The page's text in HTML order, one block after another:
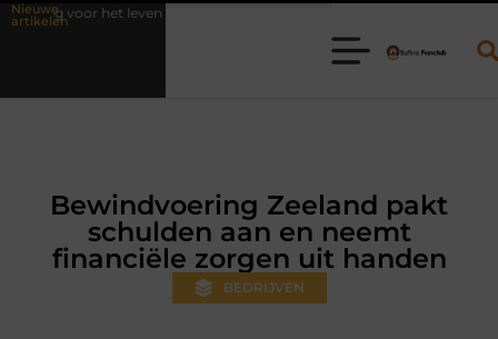
Nieuwe
artikelenWaarom online vlees bestellen steeds gewoner wordt
Bewindvoering Zeeland pakt
schulden aan en neemt
financiële zorgen uit handen
BEDRIJVEN